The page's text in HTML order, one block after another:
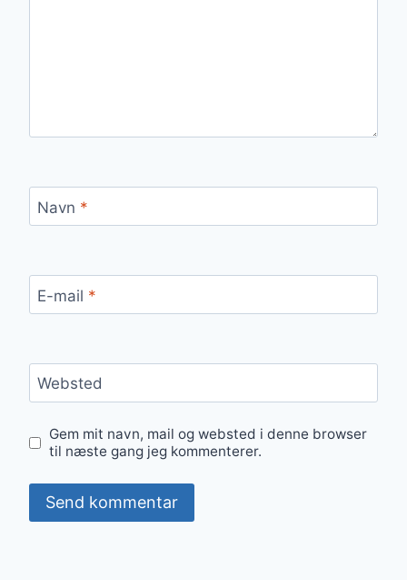
Navn *
E-mail *
Websted
Gem mit navn, mail og websted i denne browser
til næste gang jeg kommenterer.